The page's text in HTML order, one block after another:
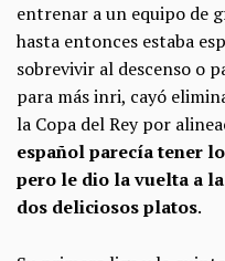
entrenar a un equipo de
hasta entonces estaba
sobrevivir al descenso o
para más inri, cayó
la Copa del Rey por
español parecía tener
pero le dio la vuelta a
dos deliciosos platos.